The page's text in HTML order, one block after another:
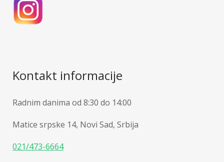
Kontakt informacije
Radnim danima od 8:30 do 14:00
Matice srpske 14, Novi Sad, Srbija
021/473-6664